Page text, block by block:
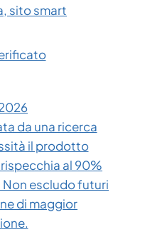
sito smart
da una ricerca
il prodotto
al 90%
escludo futuri
di maggior